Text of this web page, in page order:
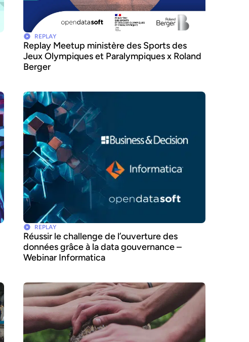
REPLAY
Replay Meetup ministère des Sports des
Jeux Olympiques et Paralympiques x Roland
Berger
REPLAY
Réussir le challenge de l’ouverture des
données grâce à la data gouvernance –
Webinar Informatica